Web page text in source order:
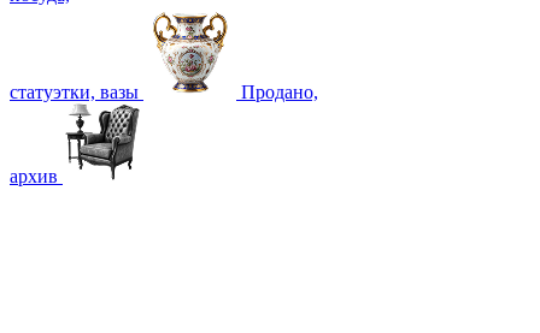
статуэтки, вазы Продано,
архив